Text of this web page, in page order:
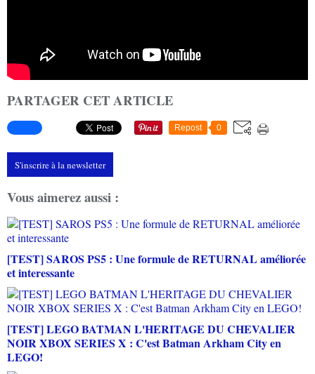
PARTAGER CET ARTICLE
Repost 0
S'inscrire à la newsletter
Vous aimerez aussi :
[TEST] SAROS PS5 : Une formule de RETURNAL améliorée
et interessante
[TEST] LEGO BATMAN L'HERITAGE DU CHEVALIER
NOIR XBOX SERIES X : C'est Batman Arkham City en
LEGO!